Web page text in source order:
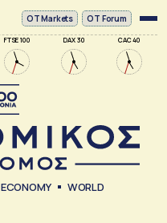
FTSE 100 DAX 30 CAC 40
ΟΤ Markets OT Forum
ECONOMY WORLD